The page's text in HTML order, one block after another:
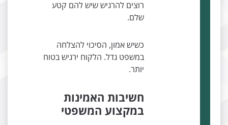
רוצים להרגיש שיש להם קטע
כשיש אמון, הסיכוי להצלחה
במשפט גדל. הלקוח ירגיש בטוח
חשיבות האמינות
במקצוע המשפטי